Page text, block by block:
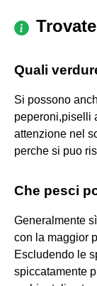
Quali
Si possono
peperoni,piselli
attenzione nel
perche si puo
Che pesci
Generalmente
con la maggior
Escludendo le
spiccatamente